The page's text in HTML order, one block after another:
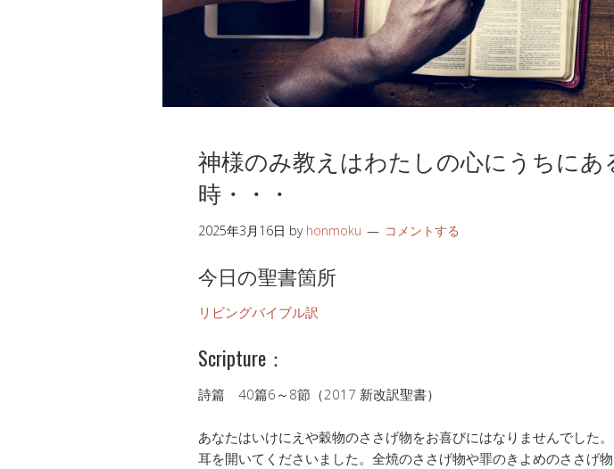
神様のみ教えはわたしの心にうちにあ
時・・・
2025年3月16日 by honmoku コメントする
今日の聖書箇所
リビングバイブル訳
Scripture：
詩篇 40篇6～8節（2017 新改訳聖書）
あなたはいけにえや穀物のささげ物をお喜びにはなりませんでした
耳を開いてくださいました。全焼のささげ物や罪のきよめのささげ